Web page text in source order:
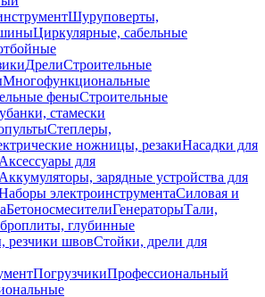
Шуруповерты,
Циркулярные, сабельные
ДрелиСтроительные
Многофункциональные
феныСтроительные
стамески
Степлеры,
ножницы, резакиНасадки для
Аксессуары для
Аккумуляторы, зарядные устройства для
электроинструментаСиловая и
БетоносмесителиГенераторыТали,
глубинные
резчики швовСтойки, дрели для
ПогрузчикиПрофессиональный